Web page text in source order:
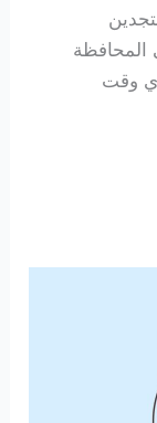
المحافظة
وقت